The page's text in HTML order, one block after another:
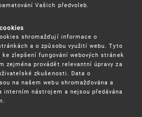
Vašich předvoleb.
shromažďují informace o
a o způsobu využití webu. Tyto
zlepšení fungování webových stránek
zejména provádět relevantní úpravy za
zkušenosti. Data o
na našem webu shromažďována a
interním nástrojem a nejsou předávána